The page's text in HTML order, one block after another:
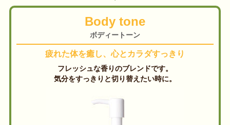
Body tone
ボディートーン
疲れた体を癒し、心とカラダすっきり
フレッシュな香りのブレンドです。
気分をすっきりと切り替えたい時に。